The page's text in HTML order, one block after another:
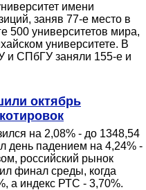
имени
заняв 77-е место в
500 университетов мира,
университете. В
и СПбГУ заняли 155-е и
октябрь
на 2,08% - до 1348,54
день падением на 4,24% -
российский рынок
финал среды, когда
а индекс РТС - 3,70%.